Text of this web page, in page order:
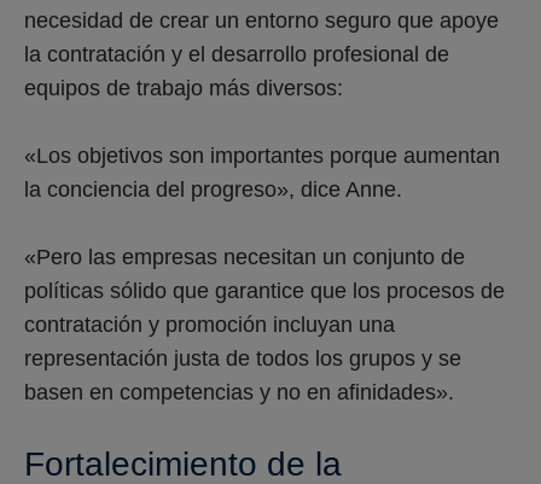
necesidad de crear un entorno seguro que apoye
la contratación y el desarrollo profesional de
equipos de trabajo más diversos:
«Los objetivos son importantes porque aumentan
la conciencia del progreso», dice Anne.
«Pero las empresas necesitan un conjunto de
políticas sólido que garantice que los procesos de
contratación y promoción incluyan una
representación justa de todos los grupos y se
basen en competencias y no en afinidades».
Fortalecimiento de la